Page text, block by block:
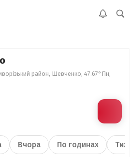
район, Шевченко, 47.67°Пн,
Вчора По годинах